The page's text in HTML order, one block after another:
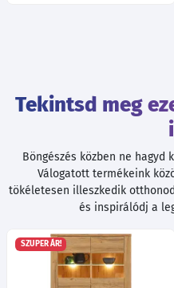
Tekintsd meg
Böngészés közben ne
Válogatott termékeink
tökéletesen illeszkedik
és inspirálódj a
SZUPER ÁR!